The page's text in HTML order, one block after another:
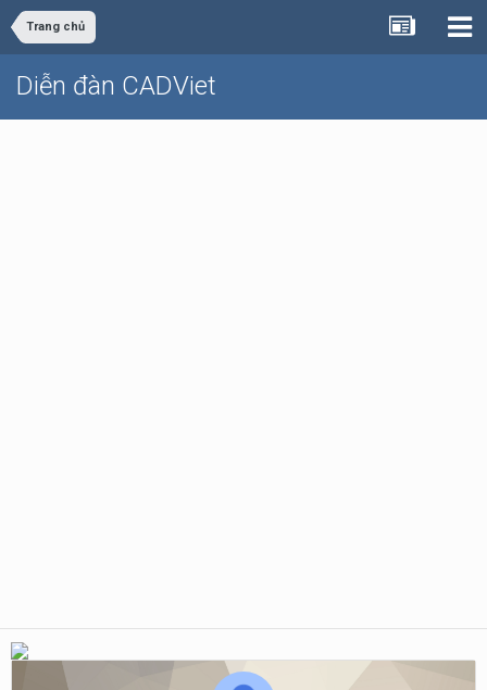
Trang chủ
Diễn đàn CADViet